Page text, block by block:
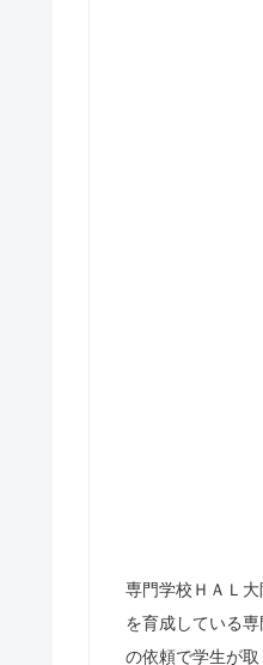
専門学校ＨＡＬ
を育成している
の依頼で学生が